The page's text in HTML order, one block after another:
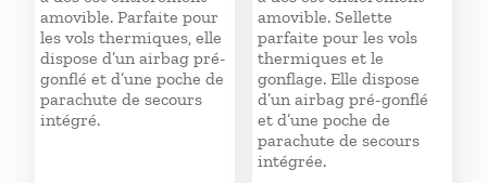
amovible. Parfaite pour
les vols thermiques, elle
dispose d’un airbag pré-
gonflé et d’une poche de
parachute de secours
intégré.
amovible. Sellette
parfaite pour les vols
thermiques et le
gonflage. Elle dispose
d’un airbag pré-gonflé
et d’une poche de
parachute de secours
intégrée.